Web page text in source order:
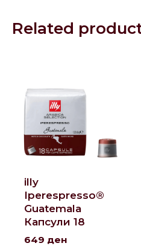
Related
illy
Iperespresso®
Guatemala
Капсули 18
649 ден